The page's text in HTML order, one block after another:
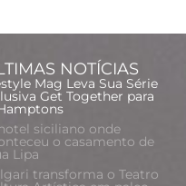
NOTÍCIAS
Mag Leva Sua Série
Get Together para
siciliano onde
o casamento de
Lipa
transforma o Teatro